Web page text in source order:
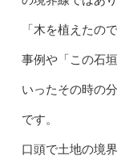
「木を植えたの
事例や「この石
いったその時の
です。
口頭で土地の境